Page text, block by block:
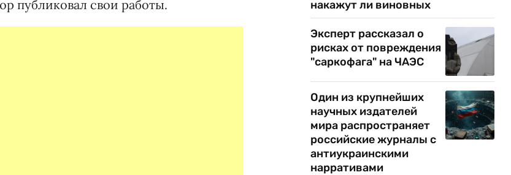
публиковал свои работы.
накажут ли виновных
Эксперт рассказал о
рисках от повреждения
"саркофага" на ЧАЭС
Один из крупнейших
научных издателей
мира распространяет
российские журналы с
антиукраинскими
нарративами